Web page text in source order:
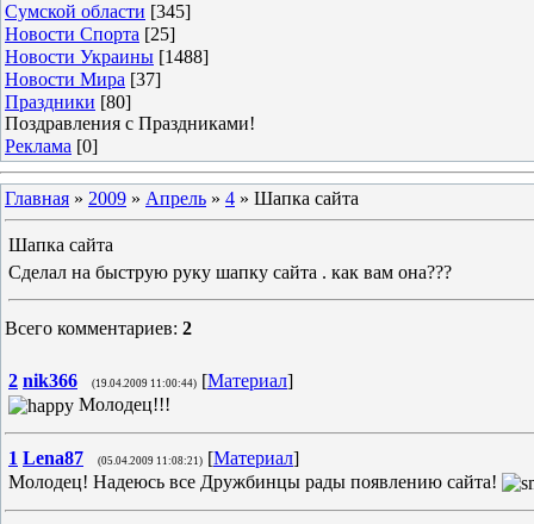
Сумской области [345]
Новости Спорта [25]
Новости Украины [1488]
Новости Мира [37]
Праздники [80]
Поздравления с Праздниками!
Реклама [0]
Главная » 2009 » Апрель » 4 » Шапка сайта
Шапка сайта
Сделал на быструю руку шапку сайта . как вам она???
Всего комментариев: 2
2 nik366 (19.04.2009 11:00:44) [Материал]
Молодец!!!
1 Lena87 (05.04.2009 11:08:21) [Материал]
Молодец! Надеюсь все Дружбинцы рады появлению сайта!